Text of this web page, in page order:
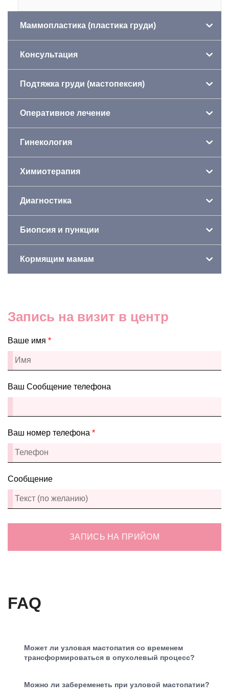
Маммопластика (пластика груди)
Консультация
Подтяжка груди (мастопексия)
Оперативное лечение
Гинекология
Химиотерапия
Диагностика
Биопсия и пункции
Кормящим мамам
Запись на визит в центр
Ваше имя *
Ваш Сообщение телефона
Ваш номер телефона *
Сообщение
ЗАПИСЬ НА ПРИЙОМ
FAQ
Может ли узловая мастопатия со временем
трансформироваться в опухолевый процесс?
Можно ли забеременеть при узловой мастопатии?